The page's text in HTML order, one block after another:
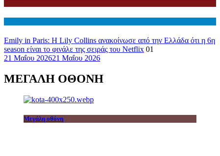
Emily in Paris: Η Lily Collins ανακοίνωσε από την Ελλάδα ότι η 6η
season είναι το φινάλε της σειράς του Netflix 01
21 Μαΐου 202621 Μαΐου 2026
ΜΕΓΑΛΗ ΟΘΟΝΗ
Μεγάλη οθόνη